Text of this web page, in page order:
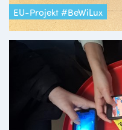
EU-Projekt #BeWiLux